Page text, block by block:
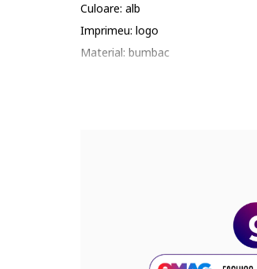
Culoare: alb
Imprimeu: logo
Material: bumbac